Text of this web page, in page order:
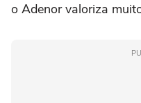
o Adenor valoriza